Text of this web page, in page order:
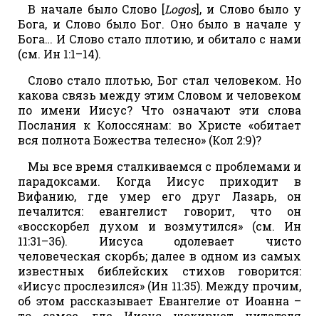
В начале было Слово [Logos], и Слово было у
Бога, и Слово было Бог. Оно было в начале у
Бога… И Слово стало плотию, и обитало с нами
(см. Ин 1:1–14).
Слово стало плотью, Бог стал человеком. Но
какова связь между этим Словом и человеком
по имени Иисус? Что означают эти слова
Послания к Колоссянам: во Христе «обитает
вся полнота Божества телесно» (Кол 2:9)?
Мы все время сталкиваемся с проблемами и
парадоксами. Когда Иисус приходит в
Вифанию, где умер его друг Лазарь, он
печалится: евангелист говорит, что он
«восскорбел духом и возмутился» (см. Ин
11:31–36). Иисуса одолевает чисто
человеческая скорбь; далее в одном из самых
известных библейских стихов говорится:
«Иисус прослезился» (Ин 11:35). Между прочим,
об этом рассказывает Евангелие от Иоанна –